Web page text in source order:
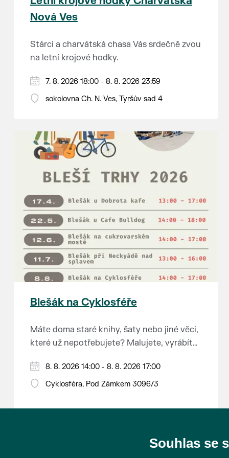
Nová Ves
Stárci a charvátská chasa Vás srdečně zvou
na letní krojové hodky.
PÁTEK 7. srpna
18:00 - ruční stavění máje
14:00 - krojový průvod pro stárky od
hostince “U Buvola”
16:00 - odpolední zábava na sokolovně
21:00 - večerní zábava
K tanci a poslechu bude hrát DH
Lanžhotčané.
Těšíme se na Vás!
7. 8. 2026 18:00 - 8. 8. 2026 23:59
sokolovna Ch. N. Ves, Tyršův sad 4
Blešák na Cyklosféře
Máte doma staré knihy, šaty nebo jiné věci,
které už nepotřebujete? Malujete, vyrábíte
Chcete se zbavit staré sbírky, která
zbytečně leží na půdě? Překáží vám ve
Anebo byste rádi našli poklady za pár
Prodejce prosíme tradičně o příchod 30
8. 8. 2026 14:00 - 8. 8. 2026 17:00
Cyklosféra, Pod Zámkem 3096/3
Souhlas se